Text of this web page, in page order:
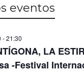
eventos
-21:30
LA
-Festival